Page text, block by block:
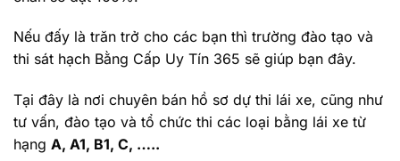
Nếu đấy là trăn trở cho các bạn thì trường đào tạo và
thi sát hạch Bằng Cấp Uy Tín 365 sẽ giúp bạn đây.
Tại đây là nơi chuyên bán hồ sơ dự thi lái xe, cũng như
tư vấn, đào tạo và tổ chức thi các loại bằng lái xe từ
hạng A, A1, B1, C, …..